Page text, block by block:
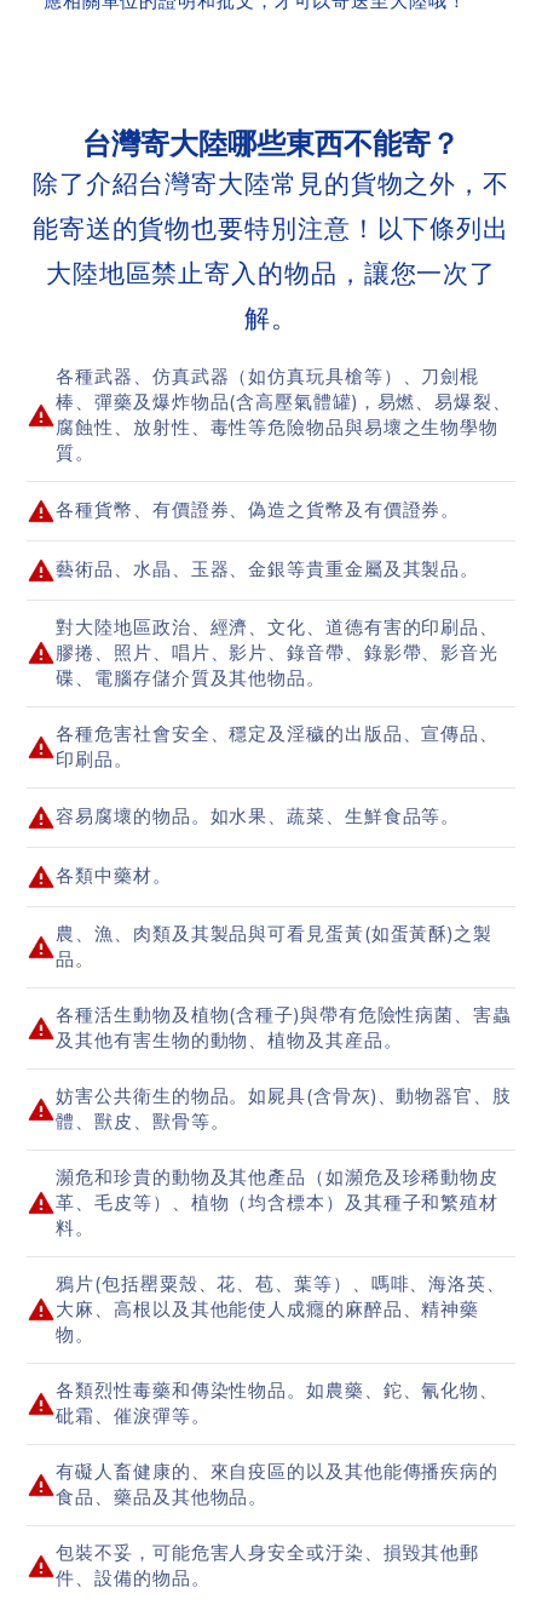
台灣寄大陸哪些東西不能寄？
除了介紹台灣寄大陸常見的貨物之外，不
能寄送的貨物也要特別注意！以下條列出
大陸地區禁止寄入的物品，讓您一次了
解。
各種武器、仿真武器（如仿真玩具槍等）、刀劍棍
棒、彈藥及爆炸物品(含高壓氣體罐)，易燃、易爆裂、
腐蝕性、放射性、毒性等危險物品與易壞之生物學物
質。
各種貨幣、有價證券、偽造之貨幣及有價證券。
藝術品、水晶、玉器、金銀等貴重金屬及其製品。
對大陸地區政治、經濟、文化、道德有害的印刷品、
膠捲、照片、唱片、影片、錄音帶、錄影帶、影音光
碟、電腦存儲介質及其他物品。
各種危害社會安全、穩定及淫穢的出版品、宣傳品、
印刷品。
容易腐壞的物品。如水果、蔬菜、生鮮食品等。
各類中藥材。
農、漁、肉類及其製品與可看見蛋黃(如蛋黃酥)之製
品。
各種活生動物及植物(含種子)與帶有危險性病菌、害蟲
及其他有害生物的動物、植物及其産品。
妨害公共衛生的物品。如屍具(含骨灰)、動物器官、肢
體、獸皮、獸骨等。
瀕危和珍貴的動物及其他產品（如瀕危及珍稀動物皮
革、毛皮等）、植物（均含標本）及其種子和繁殖材
料。
鴉片(包括罌粟殼、花、苞、葉等）、嗎啡、海洛英、
大麻、高根以及其他能使人成癮的麻醉品、精神藥
物。
各類烈性毒藥和傳染性物品。如農藥、鉈、氰化物、
砒霜、催淚彈等。
有礙人畜健康的、來自疫區的以及其他能傳播疾病的
食品、藥品及其他物品。
包裝不妥，可能危害人身安全或汙染、損毀其他郵
件、設備的物品。